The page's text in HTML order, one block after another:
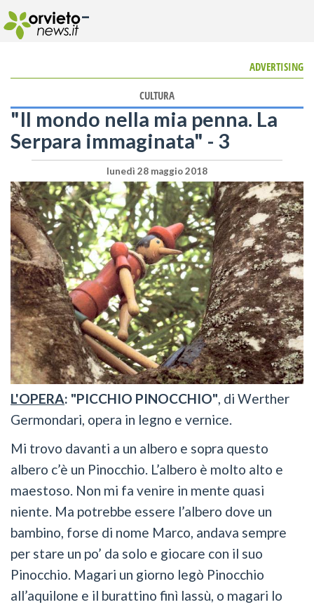
-
ADVERTISING
CULTURA
"Il mondo nella mia penna. La
Serpara immaginata" - 3
lunedì 28 maggio 2018
L'OPERA: "PICCHIO PINOCCHIO", di Werther
Germondari, opera in legno e vernice.
Mi trovo davanti a un albero e sopra questo
albero c’è un Pinocchio. L’albero è molto alto e
maestoso. Non mi fa venire in mente quasi
niente. Ma potrebbe essere l’albero dove un
bambino, forse di nome Marco, andava sempre
per stare un po’ da solo e giocare con il suo
Pinocchio. Magari un giorno legò Pinocchio
all’aquilone e il burattino finì lassù, o magari lo